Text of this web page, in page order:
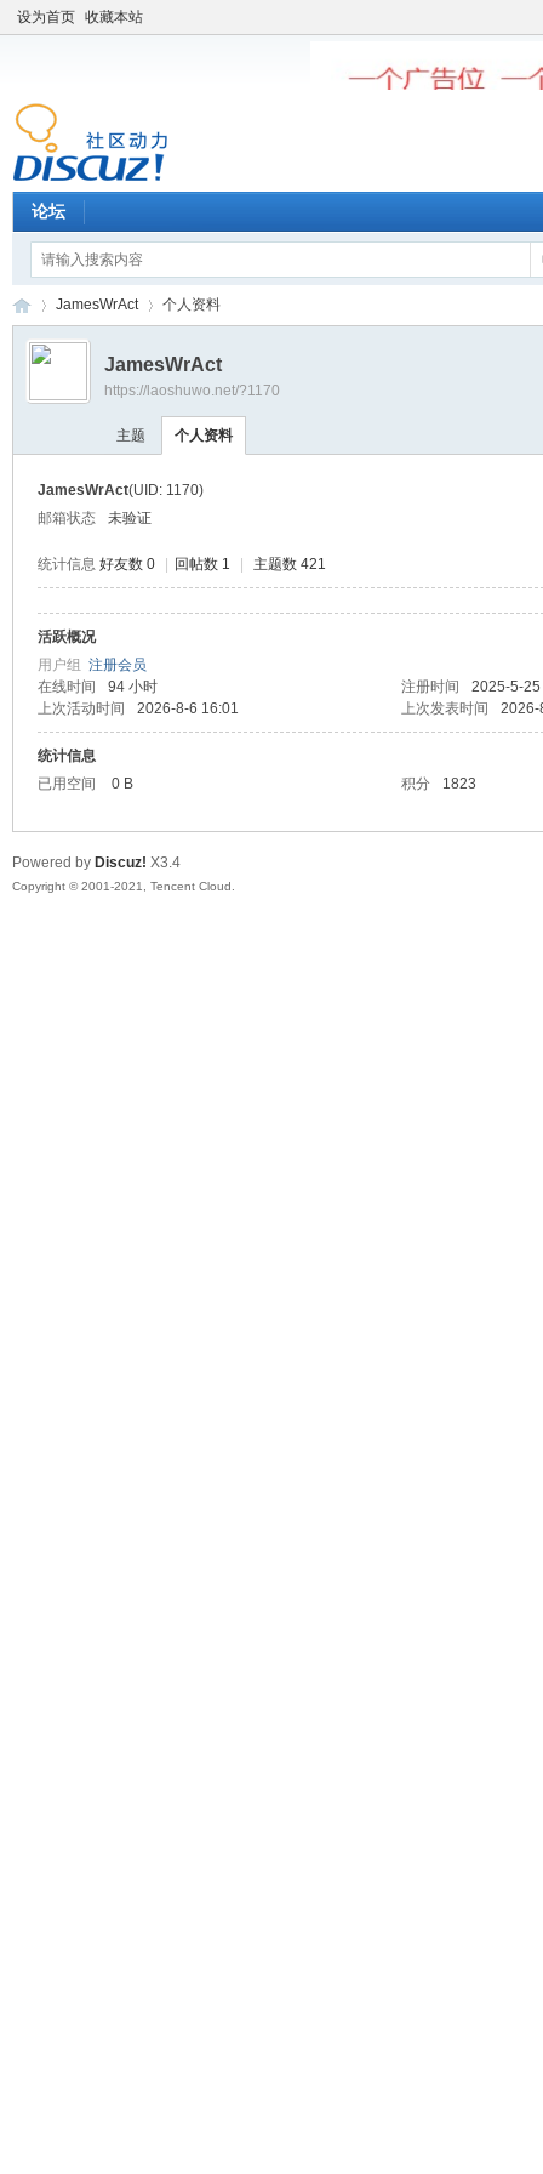
设为首页 收藏本站
论坛
窝
›
JamesWrAct 个人资料
JamesWrAct
https://laoshuwo.net/?1170
主题 个人资料
JamesWrAct(UID: 1170)
邮箱状态
未验证
统计信息 好友数 0 回帖数 1 主题数 421
活跃概况
用户组 注册会员
在线时间
94 小时 注册时间
2025-5-
上次活动时间
2026-8-6 16:01 上次发表时间 2026-
统计信息
已用空间
0 B 积分 1823
Powered by Discuz! X3.4
Copyright © 2001-2021, Tencent Cloud.